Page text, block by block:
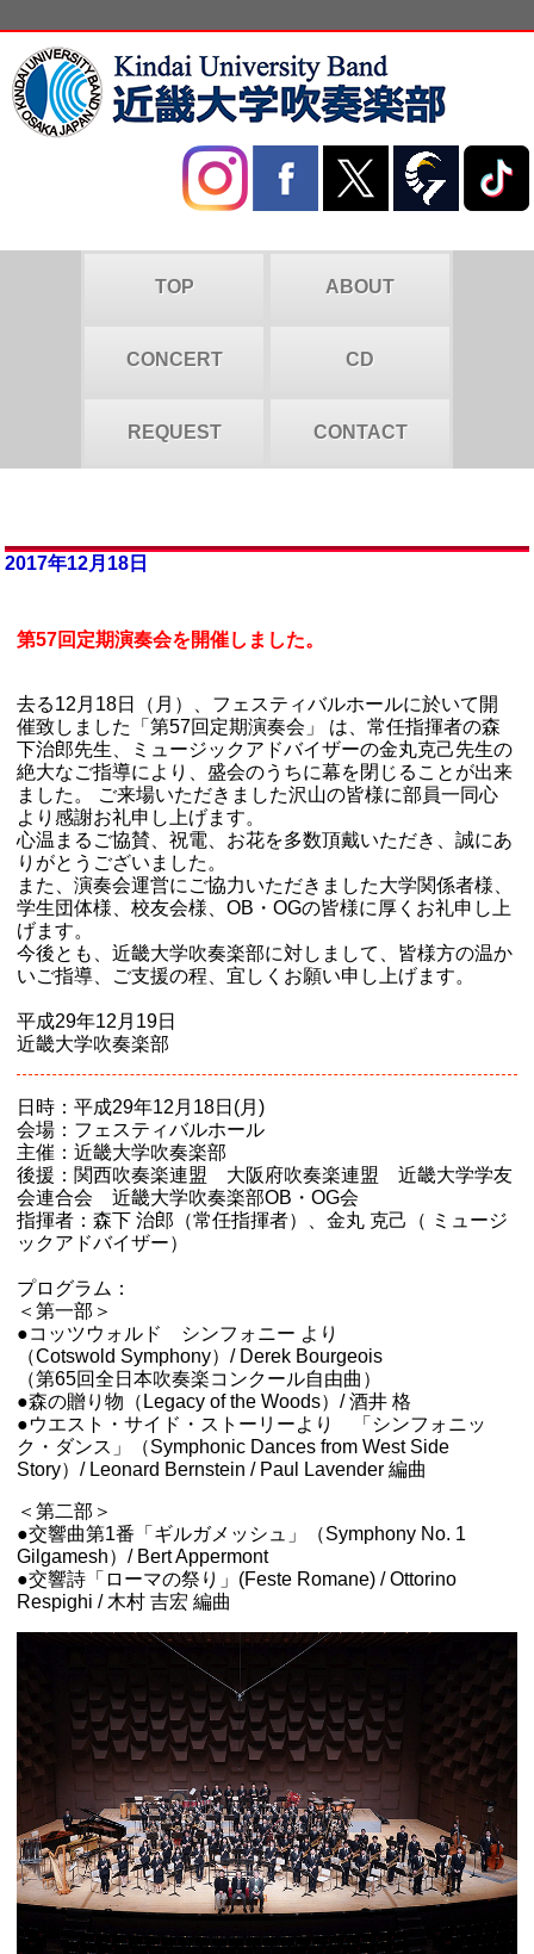
TOP ABOUT
CONCERT CD
REQUEST CONTACT
2017年12月18日
第57回定期演奏会を開催しました。
去る12月18日（月）、フェスティバルホールに於いて開
催致しました「第57回定期演奏会」 は、常任指揮者の森
下治郎先生、ミュージックアドバイザーの金丸克己先生の
絶大なご指導により、盛会のうちに幕を閉じることが出来
ました。 ご来場いただきました沢山の皆様に部員一同心
より感謝お礼申し上げます。
心温まるご協賛、祝電、お花を多数頂戴いただき、誠にあ
りがとうございました。
また、演奏会運営にご協力いただきました大学関係者様、
学生団体様、校友会様、OB・OGの皆様に厚くお礼申し上
げます。
今後とも、近畿大学吹奏楽部に対しまして、皆様方の温か
いご指導、ご支援の程、宜しくお願い申し上げます。
平成29年12月19日
近畿大学吹奏楽部
日時：平成29年12月18日(月)
会場：フェスティバルホール
主催：近畿大学吹奏楽部
後援：関西吹奏楽連盟 大阪府吹奏楽連盟 近畿大学学友
会連合会 近畿大学吹奏楽部OB・OG会
指揮者：森下 治郎（常任指揮者）、金丸 克己（ ミュージ
ックアドバイザー）
プログラム：
＜第一部＞
●コッツウォルド シンフォニー より
（Cotswold Symphony）/ Derek Bourgeois
（第65回全日本吹奏楽コンクール自由曲）
●森の贈り物（Legacy of the Woods）/ 酒井 格
●ウエスト・サイド・ストーリーより 「シンフォニッ
ク・ダンス」（Symphonic Dances from West Side
Story）/ Leonard Bernstein / Paul Lavender 編曲
＜第二部＞
●交響曲第1番「ギルガメッシュ」（Symphony No. 1
Gilgamesh）/ Bert Appermont
●交響詩「ローマの祭り」(Feste Romane) / Ottorino
Respighi / 木村 吉宏 編曲